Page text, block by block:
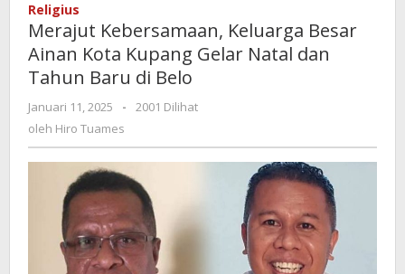
Ainan
Kota
Kupang
Natal
Tahun
Religius
Merajut Kebersamaan, Keluarga Besar
Ainan Kota Kupang Gelar Natal dan
Tahun Baru di Belo
Januari 11, 2025
oleh
-
2001 Dilihat
oleh Hiro Tuames